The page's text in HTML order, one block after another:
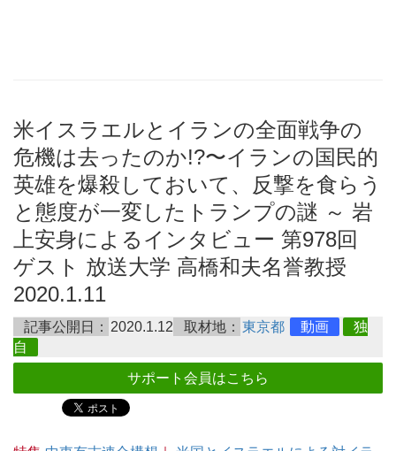
米イスラエルとイランの全面戦争の
危機は去ったのか!?〜イランの国民的
英雄を爆殺しておいて、反撃を食らう
と態度が一変したトランプの謎 ～ 岩
上安身によるインタビュー 第978回
ゲスト 放送大学 高橋和夫名誉教授
2020.1.11
記事公開日： 2020.1.12 取材地： 東京都 動画
独
自
サポート会員はこちら